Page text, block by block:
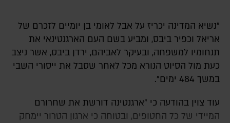
"נשיא המדינה יכריז על אבל לאומי בן יומיים לזכרם של
אריאל וכפיר ביבס, ומביע בשם העם הארגנטינאי את
תנחומיו למשפחה, ובעיקר לאביהם, ירדן ביבס, אשר ניצב
כעת מול הסיוט הנורא מכל לאחר שסבל את ייסורי השבי
במשך 484 ימים".
עוד צוין בהודעה כי "ארגנטינה דורשת את שחרורם
המיידי של כל החטופים, ובטוחה כי ארגון הטרור יימחק